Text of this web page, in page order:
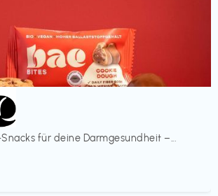
für deine Darmgesundheit –...